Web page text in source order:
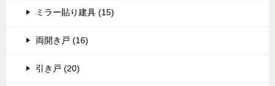
ミラー貼り建具 (15)
両開き戸 (16)
引き戸 (20)